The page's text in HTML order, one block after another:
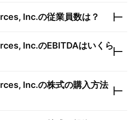
Inc.の従業員数は？
Inc.のEBITDAはいくら
Inc.の株式の購入方法